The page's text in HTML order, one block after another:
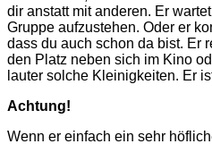
dir anstatt mit anderen. Er
Gruppe aufzustehen. Oder er
dass du auch schon da bist. Er
den Platz neben sich im Kino
lauter solche Kleinigkeiten. Er
Achtung!
Wenn er einfach ein sehr